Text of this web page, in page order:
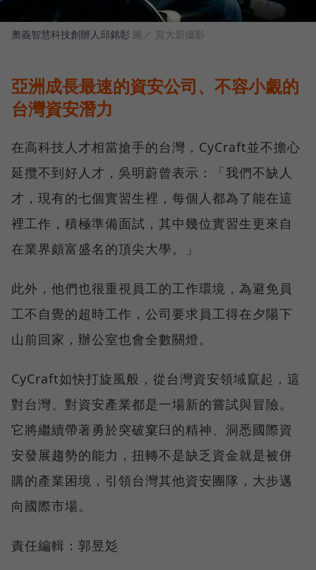
奧義智慧科技創辦人邱銘彰 圖／ 賀大新攝影
亞洲成長最速的資安公司、不容小覷的
台灣資安潛力
在高科技人才相當搶手的台灣，CyCraft並不擔心
延攬不到好人才，吳明蔚曾表示：「我們不缺人
才，現有的七個實習生裡，每個人都為了能在這
裡工作，積極準備面試，其中幾位實習生更來自
在業界頗富盛名的頂尖大學。」
此外，他們也很重視員工的工作環境，為避免員
工不自覺的超時工作，公司要求員工得在夕陽下
山前回家，辦公室也會全數關燈。
CyCraft如快打旋風般，從台灣資安領域竄起，這
對台灣、對資安產業都是一場新的嘗試與冒險。
它將繼續帶著勇於突破窠臼的精神、洞悉國際資
安發展趨勢的能力，扭轉不是缺乏資金就是被併
購的產業困境，引領台灣其他資安團隊，大步邁
向國際市場。
責任編輯：郭昱彣